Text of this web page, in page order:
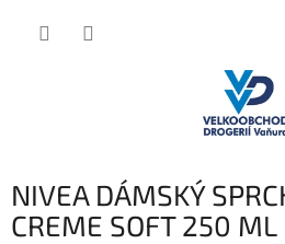
NIVEA DÁMSKÝ
CREME SOFT 250 ML